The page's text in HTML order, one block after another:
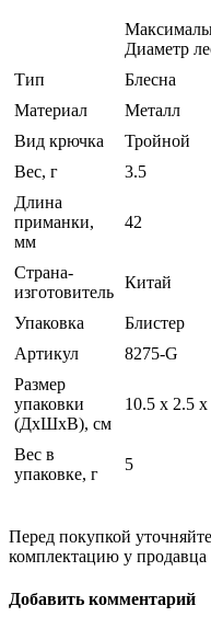
Диаметр
Тип
Блесна
Материал
Металл
Вид крючка
Тройной
Вес, г
3.5
Длина
приманки,
мм
42
Страна-
изготовитель
Китай
Упаковка
Блистер
Артикул
8275-G
Размер
упаковки
(ДхШхВ), см
10.5 х 2.5 х
Вес в
упаковке, г
5
Перед покупкой
комплектацию у продавца
Добавить комментарий